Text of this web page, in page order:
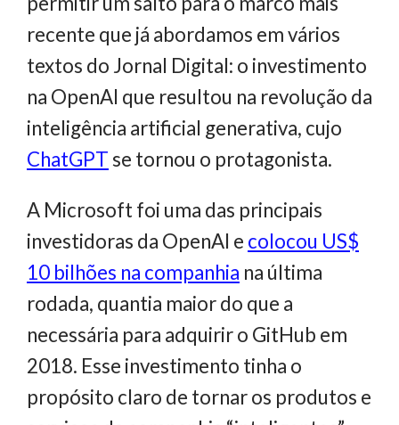
recente que já abordamos em vários
textos do Jornal Digital: o investimento
na OpenAI que resultou na revolução da
inteligência artificial generativa, cujo
ChatGPTse tornou o protagonista.
A Microsoft foi uma das principais
investidoras da OpenAI e colocou US$
10 bilhões na companhia na última
rodada, quantia maior do que a
necessária para adquirir o GitHub em
2018. Esse investimento tinha o
propósito claro de tornar os produtos e